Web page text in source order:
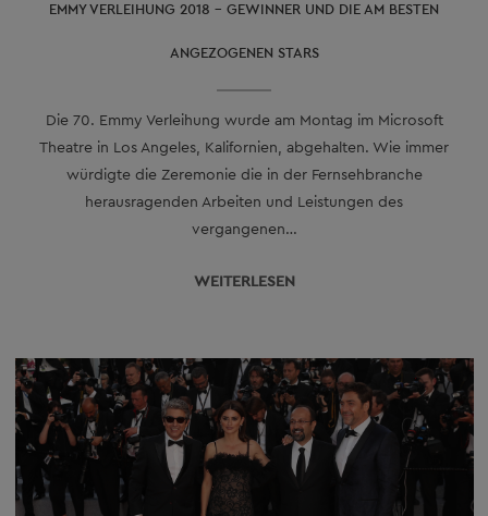
EMMY VERLEIHUNG 2018 – GEWINNER UND DIE AM BESTEN
ANGEZOGENEN STARS
Die 70. Emmy Verleihung wurde am Montag im Microsoft
Theatre in Los Angeles, Kalifornien, abgehalten. Wie immer
würdigte die Zeremonie die in der Fernsehbranche
herausragenden Arbeiten und Leistungen des
vergangenen…
WEITERLESEN